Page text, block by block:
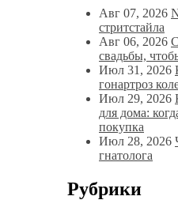
Авг 07, 2026
стритстайла
Авг 06, 2026
свадьбы,
Июл 31, 2026
гонартроз
Июл 29, 2026
для дома:
покупка
Июл 28, 2026
гнатолога
Рубрики